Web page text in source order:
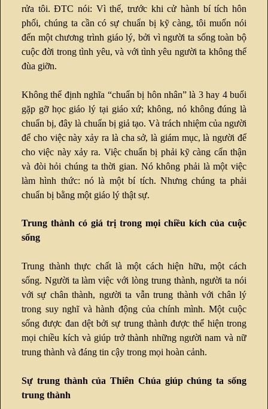
rửa tôi. ĐTC nói: Vì thế, trước khi cử hành bí tích hôn
phối, chúng ta cần có sự chuẩn bị kỹ càng, tôi muốn nói
đến một chương trình giáo lý, bởi vì người ta sống toàn bộ
cuộc đời trong tình yêu, và với tình yêu người ta không thể
đùa giỡn.
Không thể định nghĩa “chuẩn bị hôn nhân” là 3 hay 4 buổi
gặp gỡ học giáo lý tại giáo xứ; không, nó không đúng là
chuẩn bị, đây là chuẩn bị giả tạo. Và trách nhiệm của người
để cho việc này xảy ra là cha sở, là giám mục, là người để
cho việc này xảy ra. Việc chuẩn bị phải kỹ càng cẩn thận
và đòi hỏi chúng ta thời gian. Nó không phải là một việc
làm hình thức: nó là một bí tích. Nhưng chúng ta phải
chuẩn bị bằng một giáo lý thật sự.
Trung thành có giá trị trong mọi chiều kích của cuộc
sống
Trung thành thực chất là một cách hiện hữu, một cách
sống. Người ta làm việc với lòng trung thành, người ta nói
với sự chân thành, người ta vẫn trung thành với chân lý
trong suy nghĩ và hành động của chính mình. Một cuộc
sống được đan dệt bởi sự trung thành được thể hiện trong
mọi chiều kích và giúp trở thành những người nam và nữ
trung thành và đáng tin cậy trong mọi hoàn cảnh.
Sự trung thành của Thiên Chúa giúp chúng ta sống
trung thành